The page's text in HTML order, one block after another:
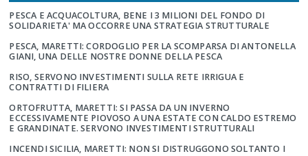
PESCA E ACQUACOLTURA, BENE I 3 MILIONI DEL FONDO DI
SOLIDARIETA' MA OCCORRE UNA STRATEGIA STRUTTURALE
PESCA, MARETTI: CORDOGLIO PER LA SCOMPARSA DI ANTONELLA
GIANI, UNA DELLE NOSTRE DONNE DELLA PESCA
RISO, SERVONO INVESTIMENTI SULLA RETE IRRIGUA E
CONTRATTI DI FILIERA
ORTOFRUTTA, MARETTI: SI PASSA DA UN INVERNO
ECCESSIVAMENTE PIOVOSO A UNA ESTATE CON CALDO ESTREMO
E GRANDINATE. SERVONO INVESTIMENTI STRUTTURALI
INCENDI SICILIA, MARETTI: NON SI DISTRUGGONO SOLTANTO I